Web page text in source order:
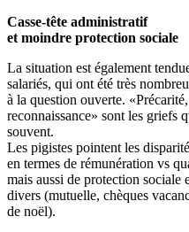
Casse-tête administratif
et moindre protection sociale
La situation est également
salariés, qui ont été très
à la question ouverte.
reconnaissance» sont les griefs
souvent.
Les pigistes pointent les
en termes de rémunération vs
mais aussi de protection sociale
divers (mutuelle, chèques
de noël).